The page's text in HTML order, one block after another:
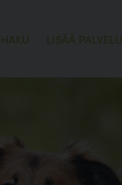
LISÄÄ PALVELU